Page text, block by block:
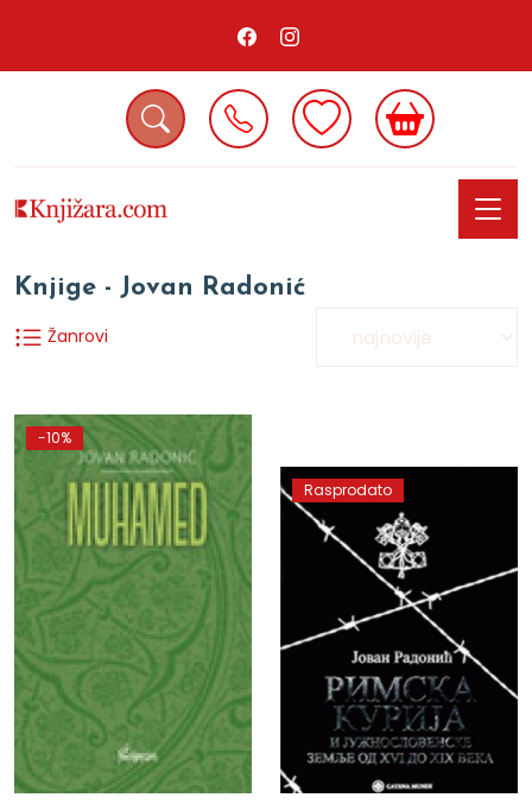
Knjige - Jovan Radonić
Žanrovi
-10%
Rasprodato